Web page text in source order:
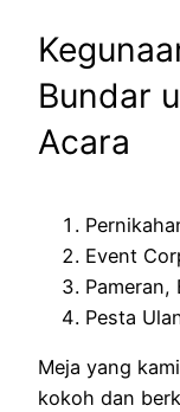
Bundar
Acara
Event
Pameran,
Pesta
Meja yang
kokoh dan